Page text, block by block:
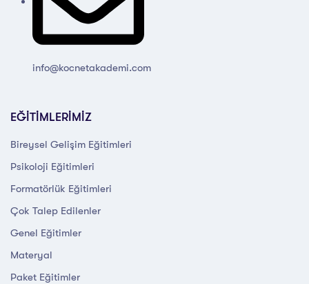
info@kocnetakademi.com
EĞİTİMLERİMİZ
Bireysel Gelişim Eğitimleri
Psikoloji Eğitimleri
Formatörlük Eğitimleri
Çok Talep Edilenler
Genel Eğitimler
Materyal
Paket Eğitimler